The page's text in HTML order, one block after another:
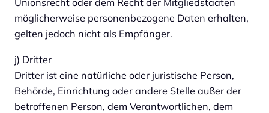
Unionsrecht oder dem Recht der Mitgliedstaaten
möglicherweise personenbezogene Daten erhalten,
gelten jedoch nicht als Empfänger.
j) Dritter
Dritter ist eine natürliche oder juristische Person,
Behörde, Einrichtung oder andere Stelle außer der
betroffenen Person, dem Verantwortlichen, dem